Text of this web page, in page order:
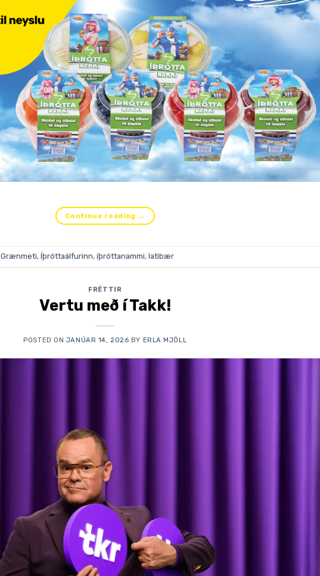
Continue reading →
Grænmeti, Íþróttaálfurinn, íþróttanammi, latibær
FRÉTTIR
Vertu með í Takk!
POSTED ON JANÚAR 14, 2026 BY ERLA MJÖLL